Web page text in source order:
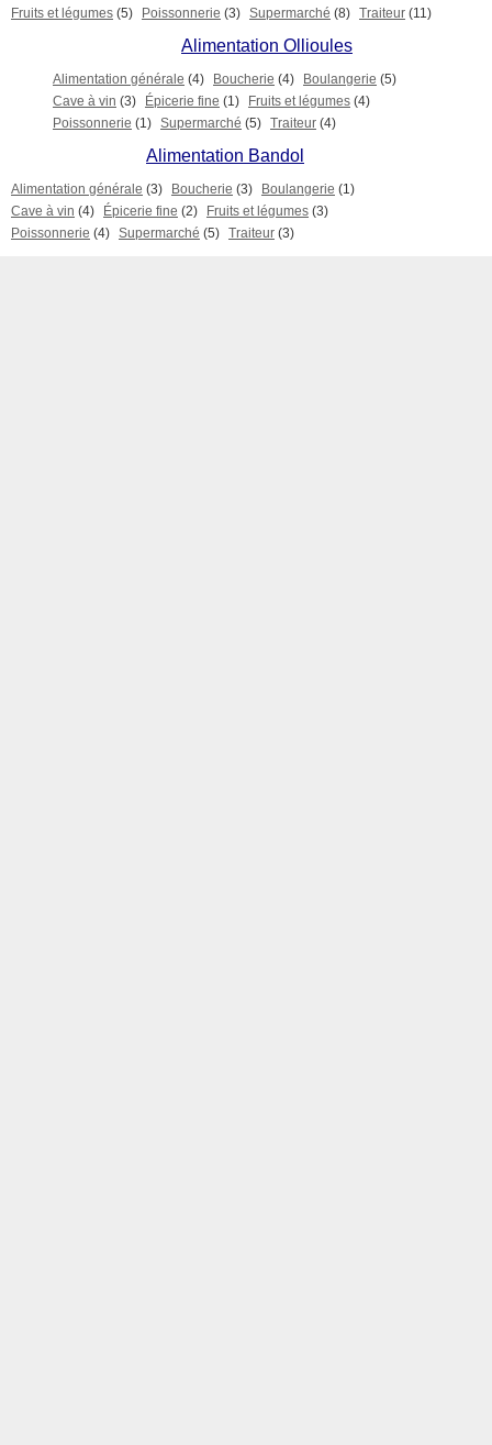
Fruits et légumes (5) Poissonnerie (3) Supermarché (8) Traiteur (11)
Alimentation Ollioules
Alimentation générale (4) Boucherie (4) Boulangerie (5)
Cave à vin (3) Épicerie fine (1) Fruits et légumes (4)
Poissonnerie (1) Supermarché (5) Traiteur (4)
Alimentation Bandol
Alimentation générale (3) Boucherie (3) Boulangerie (1)
Cave à vin (4) Épicerie fine (2) Fruits et légumes (3)
Poissonnerie (4) Supermarché (5) Traiteur (3)